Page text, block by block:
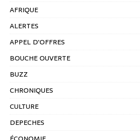
AFRIQUE
ALERTES
APPEL D'OFFRES
BOUCHE OUVERTE
BUZZ
CHRONIQUES
CULTURE
DEPECHES